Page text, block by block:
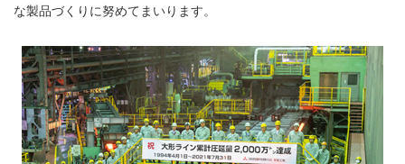
な製品づくりに努めてまいります。